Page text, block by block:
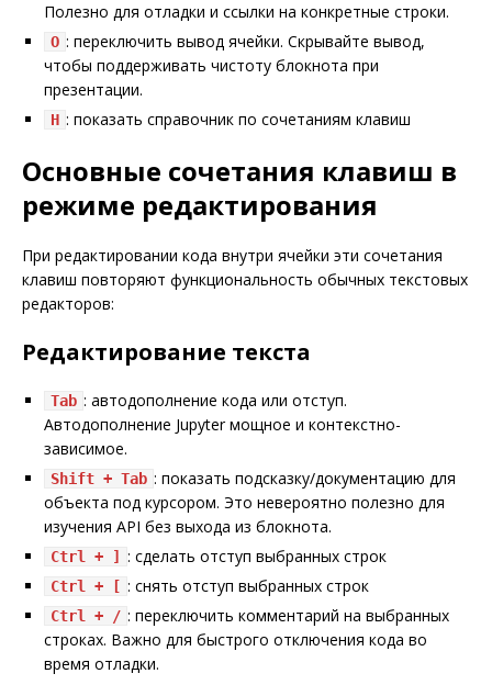
Полезно для отладки и ссылки на конкретные строки.
O : переключить вывод ячейки. Скрывайте вывод,
чтобы поддерживать чистоту блокнота при
презентации.
H : показать справочник по сочетаниям клавиш
Основные сочетания клавиш в
режиме редактирования
При редактировании кода внутри ячейки эти сочетания
клавиш повторяют функциональность обычных текстовых
редакторов:
Редактирование текста
Tab : автодополнение кода или отступ.
Автодополнение Jupyter мощное и контекстно-
зависимое.
Shift + Tab : показать подсказку/документацию для
объекта под курсором. Это невероятно полезно для
изучения API без выхода из блокнота.
Ctrl + ] : сделать отступ выбранных строк
Ctrl + [ : снять отступ выбранных строк
Ctrl + / : переключить комментарий на выбранных
строках. Важно для быстрого отключения кода во
время отладки.